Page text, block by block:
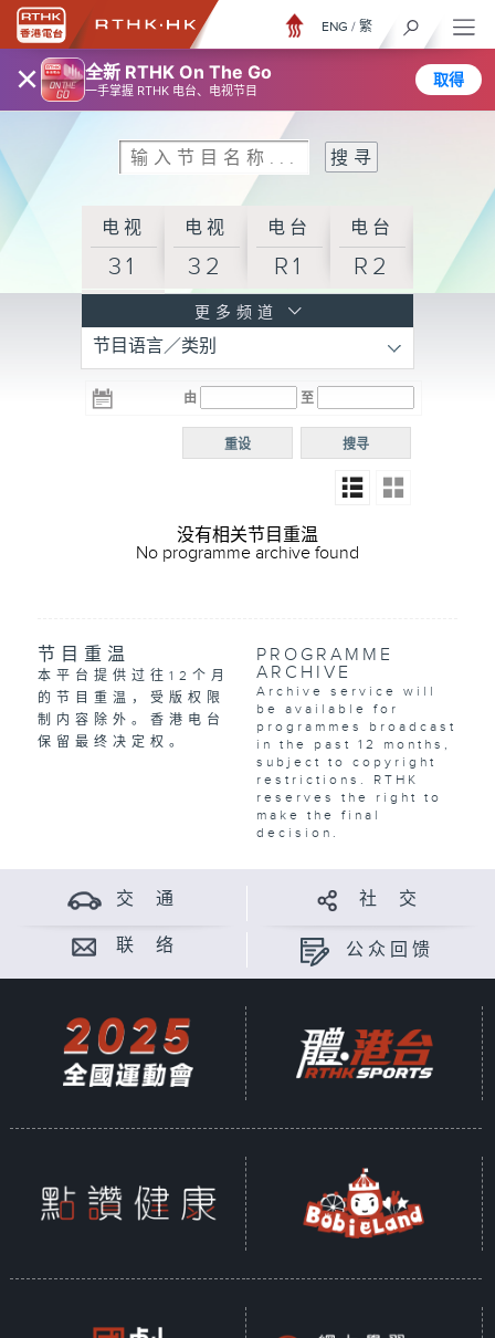
× 全新 RTHK On The Go
一手掌握 RTHK 电台、电视节目
取得
ENG / 繁
电视
31
电视
32
电台
R1
电台
R2
R3
电台 电台
R5
电台
普通
更多频道
节目语言／类别
由 至
搜寻
重设
没有相关节目重温
No programme archive found
节目重温
本平台提供过往12个月
的节目重温，受版权限
制内容除外。香港电台
保留最终决定权。
PROGRAMME
ARCHIVE
Archive service will
be available for
programmes broadcast
in the past 12 months,
subject to copyright
restrictions. RTHK
reserves the right to
make the final
decision.
交 通 社 交
联 络 公众回馈